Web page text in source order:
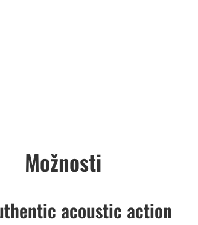
Možnosti
acoustic action